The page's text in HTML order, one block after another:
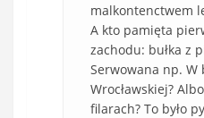
malkontenctwem
A kto pamięta
zachodu: bułka z
Serwowana np. W
Wrocławskiej?
filarach? To było